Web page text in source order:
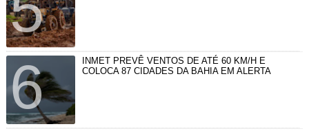
INMET PREVÊ VENTOS DE ATÉ 60 KM/H E
COLOCA 87 CIDADES DA BAHIA EM ALERTA